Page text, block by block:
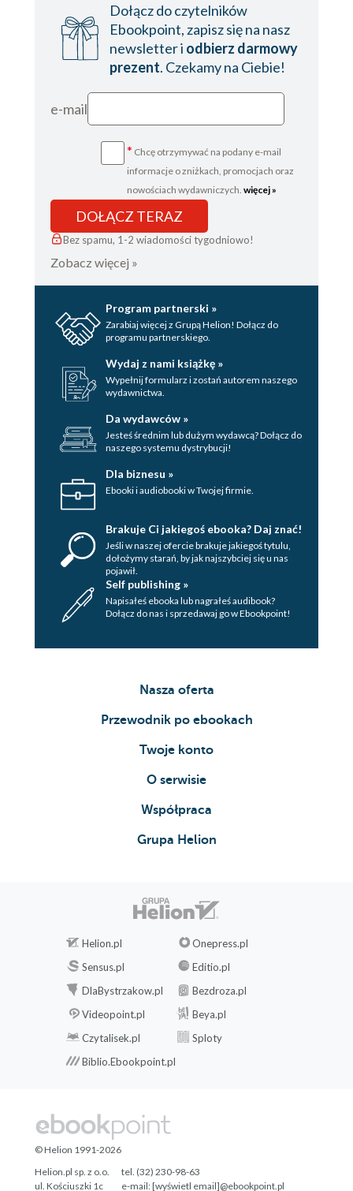
Dołącz do czytelników
Ebookpoint, zapisz się na nasz
newsletter i odbierz darmowy
prezent. Czekamy na Ciebie!
e-mail
* Chcę otrzymywać na podany e-mail
informacje o zniżkach, promocjach oraz
nowościach wydawniczych. więcej »
DOŁĄCZ TERAZ
Bez spamu, 1-2 wiadomości tygodniowo!
Zobacz więcej »
Program partnerski »
Zarabiaj więcej z Grupą Helion! Dołącz do
programu partnerskiego.
Wydaj z nami książkę »
Wypełnij formularz i zostań autorem naszego
wydawnictwa.
Da wydawców »
Jesteś średnim lub dużym wydawcą? Dołącz do
naszego systemu dystrybucji!
Dla biznesu »
Ebooki i audiobooki w Twojej firmie.
Brakuje Ci jakiegoś ebooka? Daj znać!
Jeśli w naszej ofercie brakuje jakiegoś tytulu,
dołożymy starań, by jak najszybciej się u nas
pojawił.
Self publishing »
Napisałeś ebooka lub nagrałeś audibook?
Dołącz do nas i sprzedawaj go w Ebookpoint!
Nasza oferta
Przewodnik po ebookach
Twoje konto
O serwisie
Współpraca
Grupa Helion
Helion.pl
Onepress.pl
Sensus.pl
Editio.pl
DlaBystrzakow.pl
Bezdroza.pl
Videopoint.pl
Beya.pl
Czytalisek.pl
Sploty
Biblio.Ebookpoint.pl
© Helion 1991-2026
Helion.pl sp. z o.o.
ul. Kościuszki 1c
tel. (32) 230-98-63
e-mail:[wyświetl email]@ebookpoint.pl